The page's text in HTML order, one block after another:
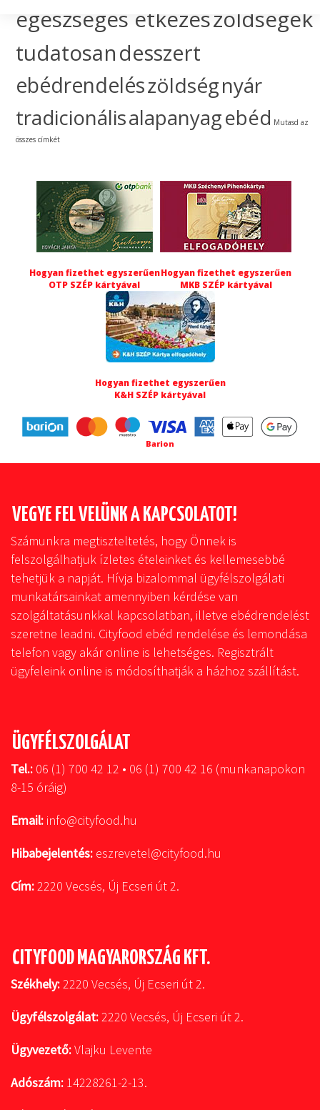
egészséges étkezészöldségek
tudatosandesszert
ebédrendelészöldségnyár
tradicionálisalapanyagebéd Mutasd az
összes címkét
Hogyan fizethet egyszerűen
OTP SZÉP kártyával
Hogyan fizethet egyszerűen
MKB SZÉP kártyával
Hogyan fizethet egyszerűen
K&H SZÉP kártyával
Barion
VEGYE FEL VELÜNK A KAPCSOLATOT!
Számunkra megtiszteltetés, hogy Önnek is
felszolgálhatjuk ízletes ételeinket és kellemesebbé
tehetjük a napját. Hívja bizalommal ügyfélszolgálati
munkatársainkat amennyiben kérdése van
szolgáltatásunkkal kapcsolatban, illetve ebédrendelést
szeretne leadni. Cityfood ebéd rendelése és lemondása
telefon vagy akár online is lehetséges. Regisztrált
ügyfeleink online is módosíthatják a házhoz szállítást.
ÜGYFÉLSZOLGÁLAT
Tel.: 06 (1) 700 42 12 • 06 (1) 700 42 16 (munkanapokon
8-15 óráig)
Email: info@cityfood.hu
Hibabejelentés: eszrevetel@cityfood.hu
Cím:2220 Vecsés, Új Ecseri út 2.
CITYFOOD MAGYARORSZÁG KFT.
Székhely:2220 Vecsés, Új Ecseri út 2.
Ügyfélszolgálat:2220 Vecsés, Új Ecseri út 2.
Ügyvezető:Vlajku Levente
Adószám: 14228261-2-13.